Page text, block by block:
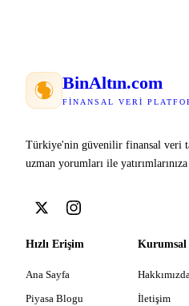
BinAltın.com
FINANSAL VERI
Türkiye'nin güvenilir finansal veri
uzman yorumları ile
Hızlı Erişim
Ana Sayfa
Piyasa Blogu
Kurumsal
İletişim